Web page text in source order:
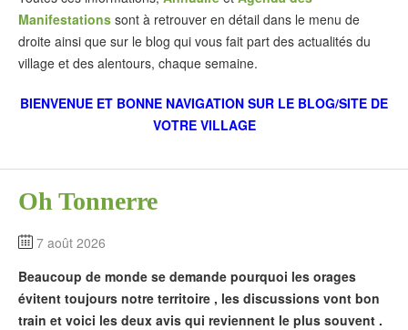
Manifestations sont à retrouver en détail dans le menu de
droite ainsi que sur le blog qui vous fait part des actualités du
village et des alentours, chaque semaine.
BIENVENUE ET BONNE NAVIGATION SUR LE BLOG/SITE DE
VOTRE VILLAGE
Oh Tonnerre
7 août 2026
Beaucoup de monde se demande pourquoi les orages
évitent toujours notre territoire , les discussions vont bon
train et voici les deux avis qui reviennent le plus souvent .